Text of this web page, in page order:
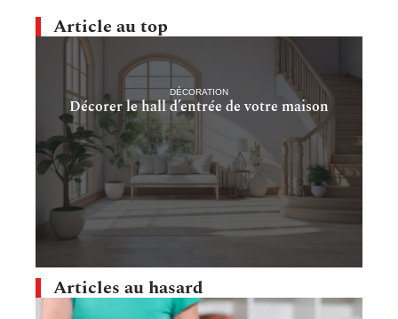
Article au top
DÉCORATION
Décorer le hall d’entrée de votre maison
Articles au hasard